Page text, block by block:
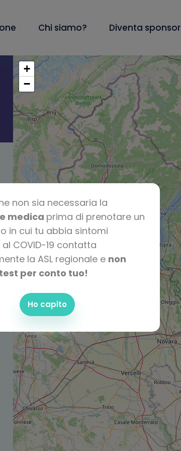
non sia necessaria la
medica prima di prenotare un
in cui tu abbia sintomi
COVID-19 contatta
la ASL regionale e non
per conto tuo!
Ho capito
Chi siamo? Diventa sponsor
+
−